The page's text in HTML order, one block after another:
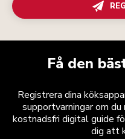
Få den
Registrera dina
supportvarningar om du
kostnadsfri digital guide
dig att